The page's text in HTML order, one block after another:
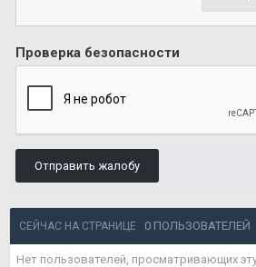
Проверка безопасности
Отправить жалобу
СЕЙЧАС НА СТРАНИЦЕ 0 ПОЛЬЗОВАТЕЛЕЙ
Нет пользователей, просматривающих